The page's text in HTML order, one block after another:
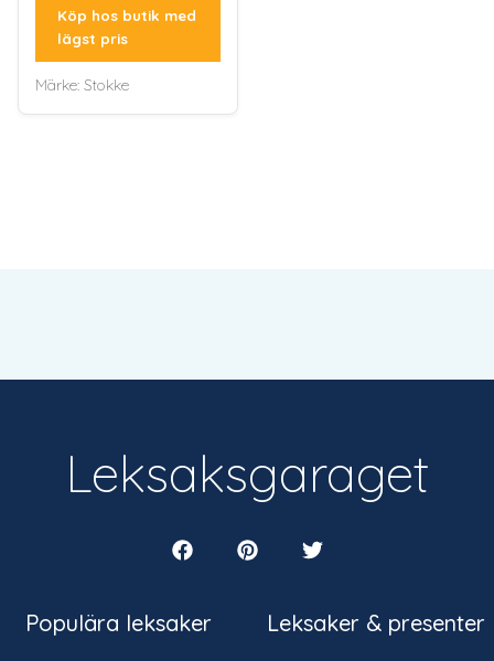
Köp hos butik med
lägst pris
Märke: Stokke
Populära leksaker
Leksaksgaraget
Leksaker & presenter